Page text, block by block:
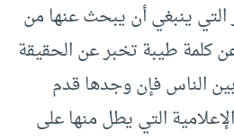
التي ينبغي أن يبحث عنها من
كلمة طيبة تخبر عن الحقيقة
الناس فإن وجدها قدم
التي يطل منها على